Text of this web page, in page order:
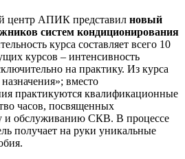
центр АПИК представил новый
систем кондиционирования
курса составляет всего 10
курсов – интенсивность
на практику. Из курса
вместо
практикуются квалификационные
часов, посвященных
и обслуживанию СКВ. В процессе
получает на руки уникальные